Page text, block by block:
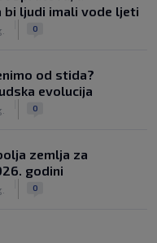
bi ljudi imali vode ljeti
0
od stida?
evolucija
0
zemlja za
godini
0